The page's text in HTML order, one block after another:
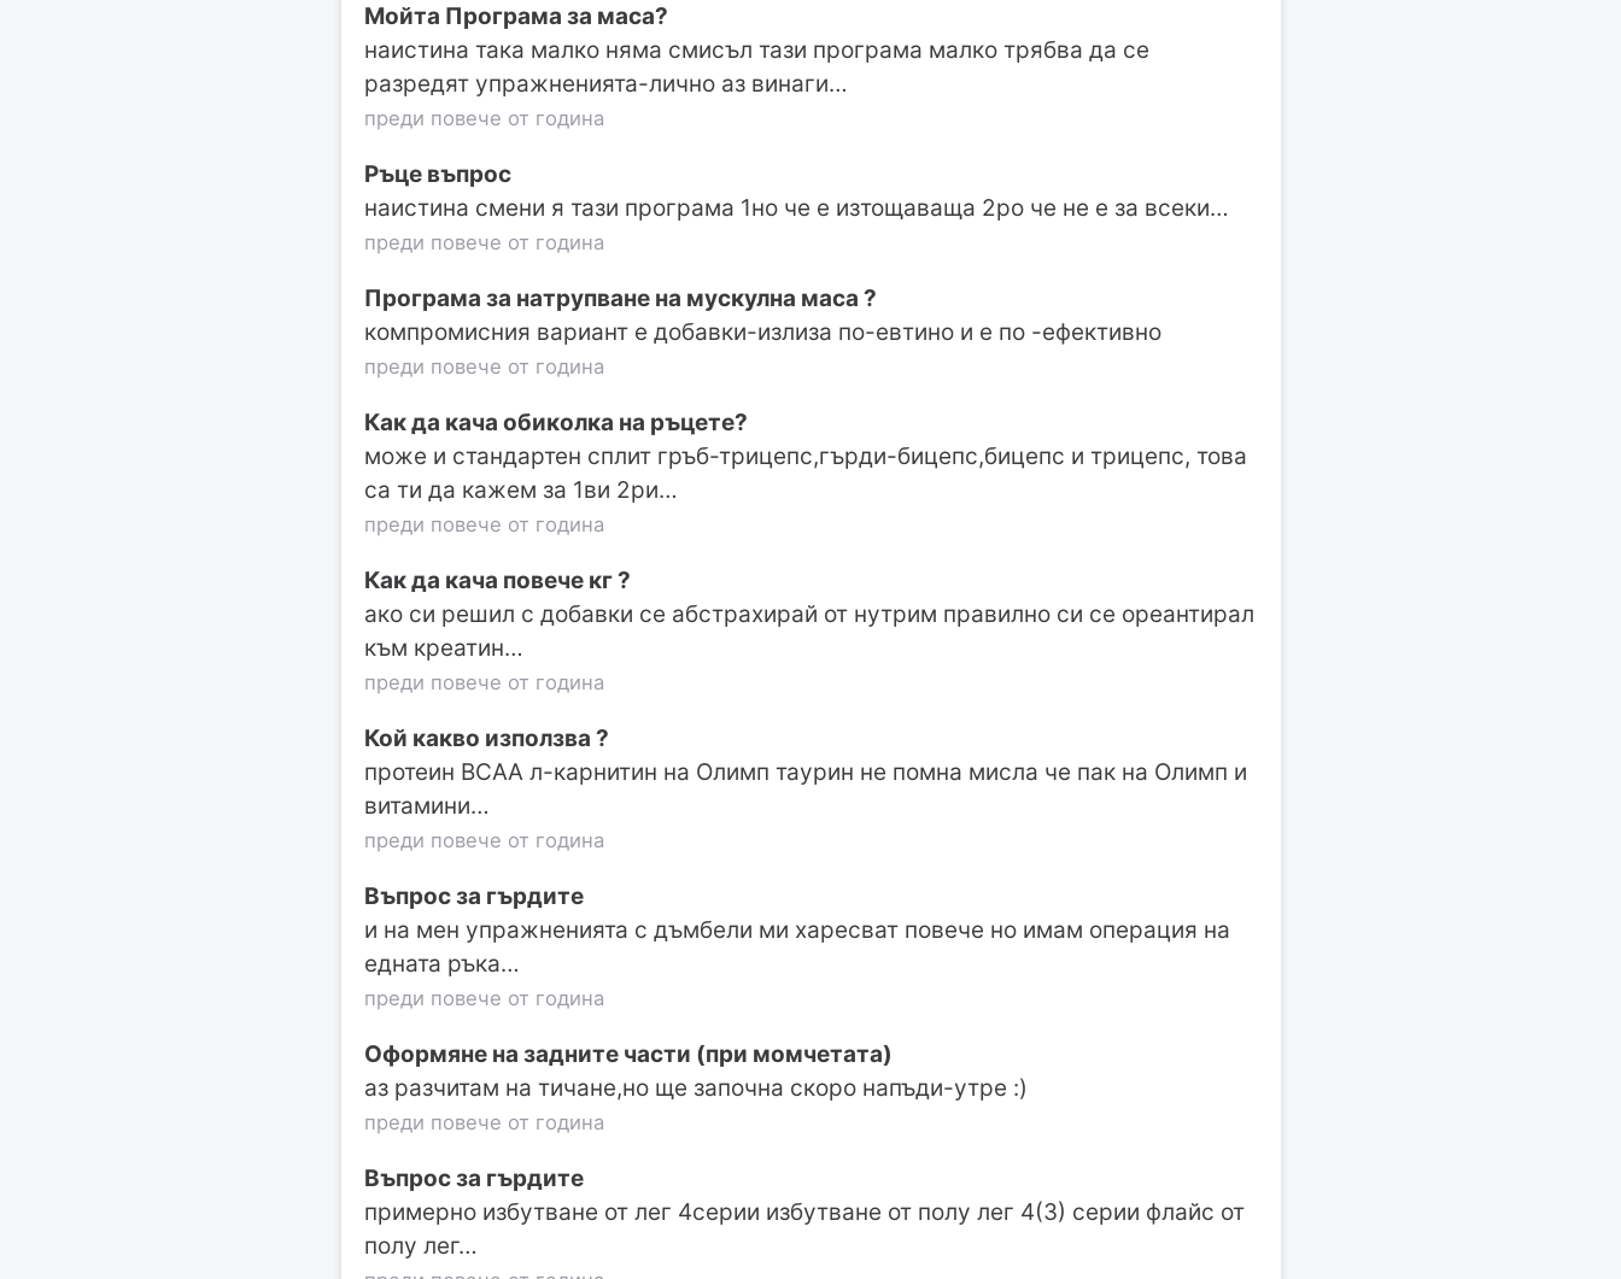
Мойта Програма за маса?
наистина така малко няма смисъл тази програма малко трябва да се
разредят упражненията-лично аз винаги…
преди повече от година
Ръце въпрос
наистина смени я тази програма 1но че е изтощаваща 2ро че не е за всеки…
преди повече от година
Програма за натрупване на мускулна маса ?
компромисния вариант е добавки-излиза по-евтино и е по -ефективно
преди повече от година
Как да кача обиколка на ръцете?
може и стандартен сплит гръб-трицепс,гърди-бицепс,бицепс и трицепс, това
са ти да кажем за 1ви 2ри…
преди повече от година
Как да кача повече кг ?
ако си решил с добавки се абстрахирай от нутрим правилно си се ореантирал
към креатин…
преди повече от година
Кой какво използва ?
протеин BCAA л-карнитин на Олимп таурин не помна мисла че пак на Олимп и
витамини…
преди повече от година
Въпрос за гърдите
и на мен упражненията с дъмбели ми харесват повече но имам операция на
едната ръка…
преди повече от година
Оформяне на задните части (при момчетата)
аз разчитам на тичане,но ще започна скоро напъди-утре :)
преди повече от година
Въпрос за гърдите
примерно избутване от лег 4серии избутване от полу лег 4(3) серии флайс от
полу лег…